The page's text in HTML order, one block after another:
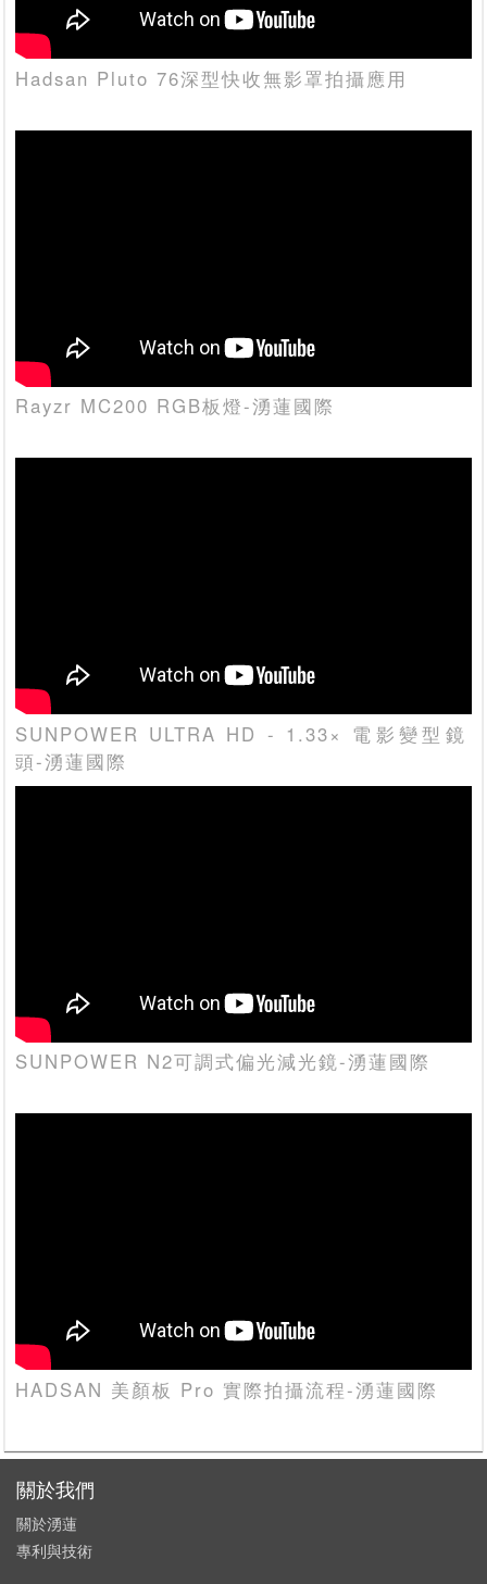
Hadsan Pluto 76深型快收無影罩拍攝應用
Rayzr MC200 RGB板燈-湧蓮國際
SUNPOWER ULTRA HD - 1.33× 電影變型鏡
頭-湧蓮國際
SUNPOWER N2可調式偏光減光鏡-湧蓮國際
HADSAN 美顏板 Pro 實際拍攝流程-湧蓮國際
關於我們
關於湧蓮
專利與技術